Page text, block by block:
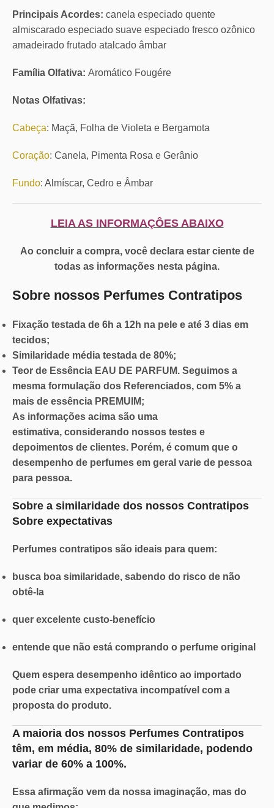
Principais Acordes: canela especiado quente
almiscarado especiado suave especiado fresco ozônico
amadeirado frutado atalcado âmbar
Família Olfativa: Aromático Fougére
Notas Olfativas:
Cabeça: Maçã, Folha de Violeta e Bergamota
Coração: Canela, Pimenta Rosa e Gerânio
Fundo: Almíscar, Cedro e Âmbar
LEIA AS INFORMAÇÔES ABAIXO
Ao concluir a compra, você declara estar ciente de
todas as informações nesta página.
Sobre nossos Perfumes Contratipos
Fixação testada de 6h a 12h na pele e até 3 dias em
tecidos;
Similaridade média testada de 80%;
Teor de Essência EAU DE PARFUM. Seguimos a
mesma formulação dos Referenciados, com 5% a
mais de essência PREMUIM;
As informações acima são uma
estimativa, considerando nossos testes e
depoimentos de clientes. Porém, é comum que o
desempenho de perfumes em geral varie de pessoa
para pessoa.
Sobre a similaridade dos nossos Contratipos
Sobre expectativas
Perfumes contratipos são ideais para quem:
busca boa similaridade, sabendo do risco de não
obtê-la
quer excelente custo-benefício
entende que não está comprando o perfume original
Quem espera desempenho idêntico ao importado
pode criar uma expectativa incompatível com a
proposta do produto.
A maioria dos nossos Perfumes Contratipos
têm, em média, 80% de similaridade, podendo
variar de 60% a 100%.
Essa afirmação vem da nossa imaginação, mas do